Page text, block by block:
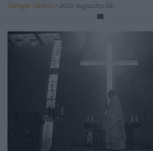
Sáringer Viktória • 2020. augusztus 08.